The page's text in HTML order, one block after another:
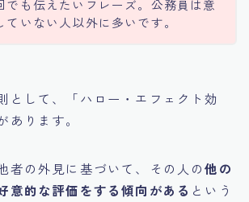
でも伝えたいフレーズ。公務員は意
ていない人以外に多いです。
として、「ハロー・エフェクト効
あります。
者の外見に基づいて、その人の他の
意的な評価をする傾向がある という